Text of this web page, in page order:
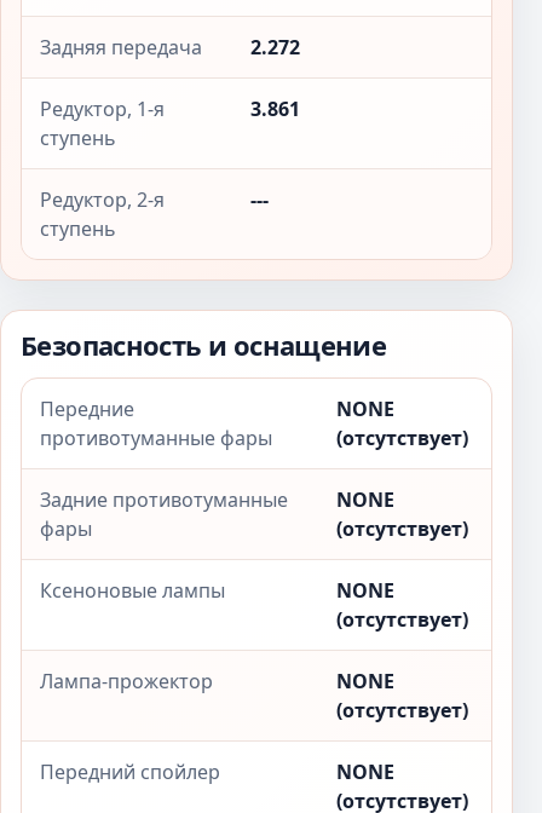
Задняя передача 2.272
Редуктор, 1-я
ступень
3.861
Редуктор, 2-я
ступень
---
Безопасность и оснащение
Передние
противотуманные фары
NONE
(отсутствует)
Задние противотуманные
фары
NONE
(отсутствует)
Ксеноновые лампы
NONE
(отсутствует)
Лампа-прожектор
NONE
(отсутствует)
Передний спойлер
NONE
(отсутствует)